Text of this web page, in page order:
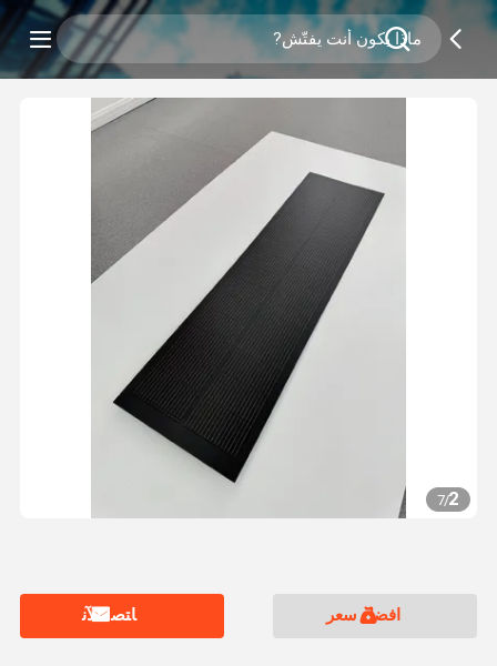
2
/
7
افضل سعر ﺎﺘﺼﻟ ﺍﻶﻧ